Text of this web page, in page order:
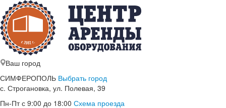
Ваш город
СИМФЕРОПОЛЬ Выбрать город
с. Строгановка, ул. Полевая, 39
Пн-Пт с 9:00 до 18:00 Схема проезда